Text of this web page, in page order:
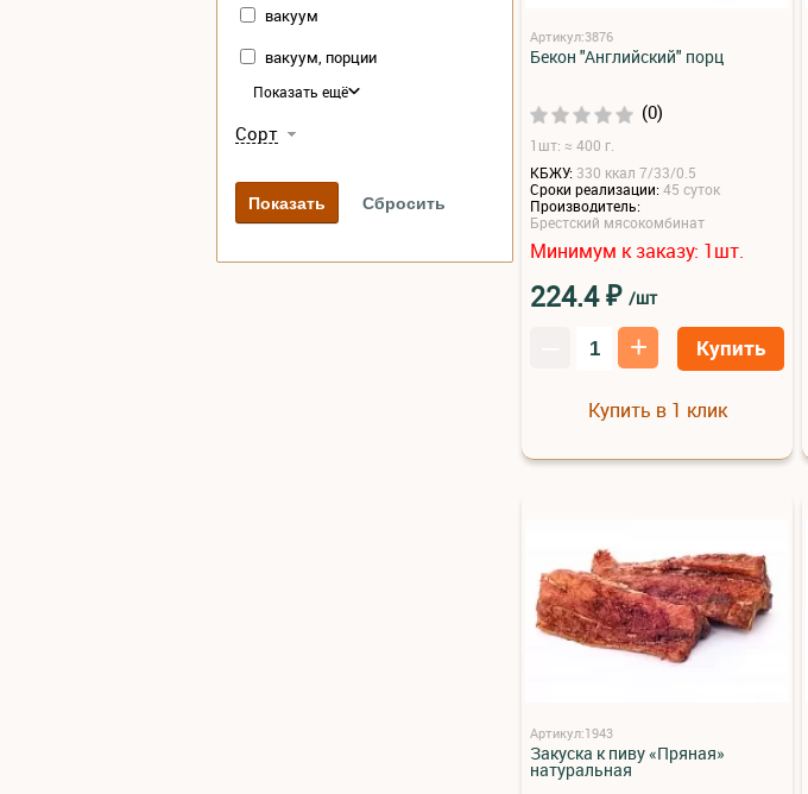
вакуум
вакуум, порции
Показать ещё
Сорт
Артикул:3876
Бекон "Английский" порц
(0)
1шт: ≈ 400 г.
КБЖУ: 330 ккал 7/33/0.5
Сроки реализации:45 суток
Производитель:
Брестский мясокомбинат
Минимум к заказу: 1шт.
224.4₽ /шт
+ Купить
Купить в 1 клик
Артикул:1943
Закуска к пиву «Пряная»
натуральная